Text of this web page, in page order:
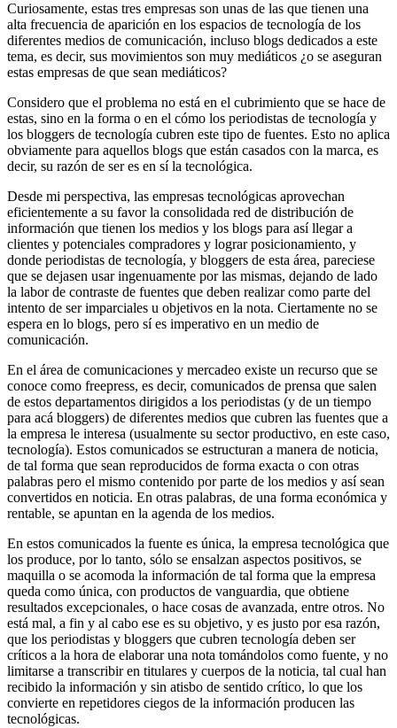
Curiosamente, estas tres empresas son unas de las que tienen una
alta frecuencia de aparición en los espacios de tecnología de los
diferentes medios de comunicación, incluso blogs dedicados a este
tema, es decir, sus movimientos son muy mediáticos ¿o se aseguran
estas empresas de que sean mediáticos?
Considero que el problema no está en el cubrimiento que se hace de
estas, sino en la forma o en el cómo los periodistas de tecnología y
los bloggers de tecnología cubren este tipo de fuentes. Esto no aplica
obviamente para aquellos blogs que están casados con la marca, es
decir, su razón de ser es en sí la tecnológica.
Desde mi perspectiva, las empresas tecnológicas aprovechan
eficientemente a su favor la consolidada red de distribución de
información que tienen los medios y los blogs para así llegar a
clientes y potenciales compradores y lograr posicionamiento, y
donde periodistas de tecnología, y bloggers de esta área, pareciese
que se dejasen usar ingenuamente por las mismas, dejando de lado
la labor de contraste de fuentes que deben realizar como parte del
intento de ser imparciales u objetivos en la nota. Ciertamente no se
espera en lo blogs, pero sí es imperativo en un medio de
comunicación.
En el área de comunicaciones y mercadeo existe un recurso que se
conoce como freepress, es decir, comunicados de prensa que salen
de estos departamentos dirigidos a los periodistas (y de un tiempo
para acá bloggers) de diferentes medios que cubren las fuentes que a
la empresa le interesa (usualmente su sector productivo, en este caso,
tecnología). Estos comunicados se estructuran a manera de noticia,
de tal forma que sean reproducidos de forma exacta o con otras
palabras pero el mismo contenido por parte de los medios y así sean
convertidos en noticia. En otras palabras, de una forma económica y
rentable, se apuntan en la agenda de los medios.
En estos comunicados la fuente es única, la empresa tecnológica que
los produce, por lo tanto, sólo se ensalzan aspectos positivos, se
maquilla o se acomoda la información de tal forma que la empresa
queda como única, con productos de vanguardia, que obtiene
resultados excepcionales, o hace cosas de avanzada, entre otros. No
está mal, a fin y al cabo ese es su objetivo, y es justo por esa razón,
que los periodistas y bloggers que cubren tecnología deben ser
críticos a la hora de elaborar una nota tomándolos como fuente, y no
limitarse a transcribir en titulares y cuerpos de la noticia, tal cual han
recibido la información y sin atisbo de sentido crítico, lo que los
convierte en repetidores ciegos de la información producen las
tecnológicas.